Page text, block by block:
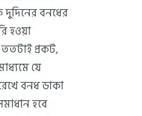
বনধের
হওয়া
প্রকট,
যে
বনধ ডাকা
হবে